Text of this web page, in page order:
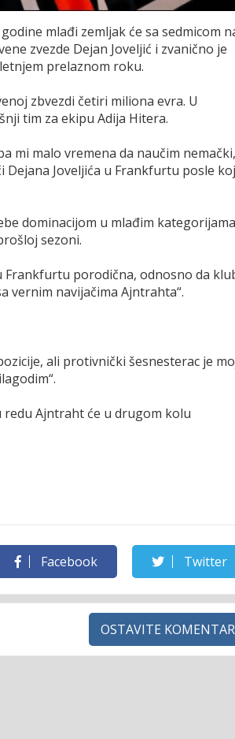
mlađi zemljak će sa sedmicom
zvezde Dejan Joveljić i zvanično je
prelaznom roku.
zbvezdi četiri miliona evra. U
tim za ekipu Adija Hitera.
mi malo vremena da naučim nemački,
Dejana Joveljića u Frankfurtu posle
dominacijom u mlađim kategorijama
sezoni.
Frankfurtu porodična, odnosno da
vernim navijačima Ajntrahta“.
ali protivnički šesnesterac je
redu Ajntraht će u drugom kolu
Facebook Twitter
OSTAVITE KOMENTAR